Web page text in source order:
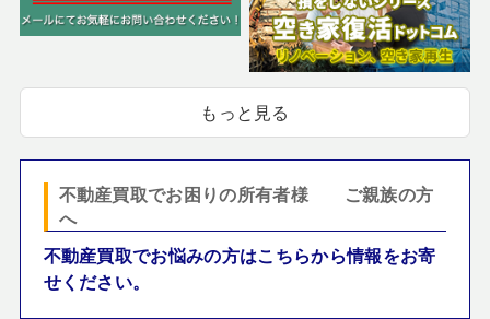
もっと見る
不動産買取でお困りの所有者様 ご親族の方
へ
不動産買取でお悩みの方はこちらから情報をお寄
せください。